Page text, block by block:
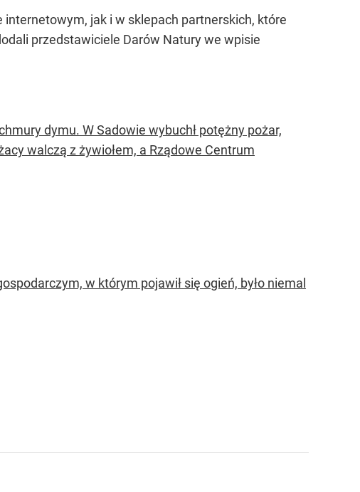
jak i w sklepach partnerskich, które
przedstawiciele Darów Natury we wpisie
dymu. W Sadowie wybuchł potężny pożar,
walczą z żywiołem, a Rządowe Centrum
w którym pojawił się ogień, było niemal